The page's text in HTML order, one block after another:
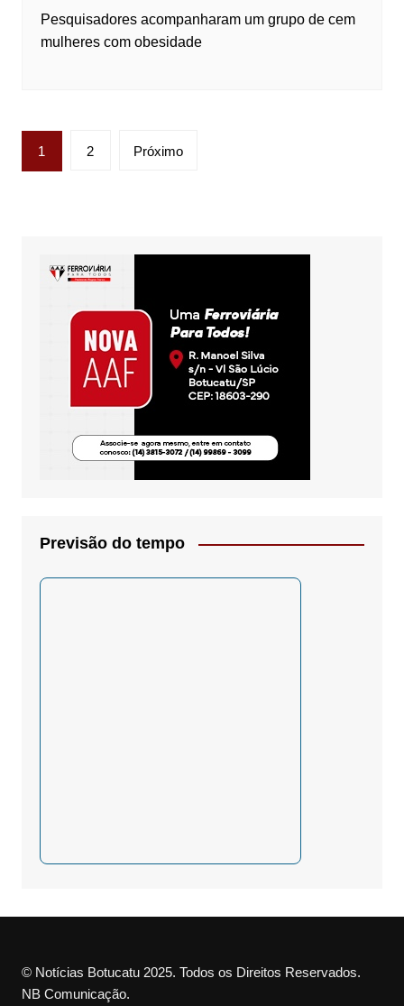
Pesquisadores acompanharam um grupo de cem
mulheres com obesidade
Paginação
de
1 2 Próximo
Previsão do tempo
© Notícias Botucatu 2025. Todos os Direitos Reservados.
NB Comunicação.